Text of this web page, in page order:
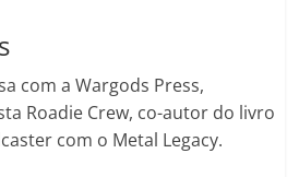
com a Wargods Press,
Roadie Crew, co-autor do livro
com o Metal Legacy.